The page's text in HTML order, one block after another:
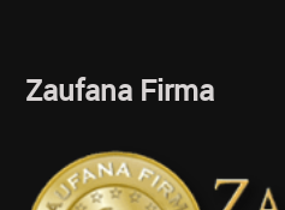
Zaufana Firma